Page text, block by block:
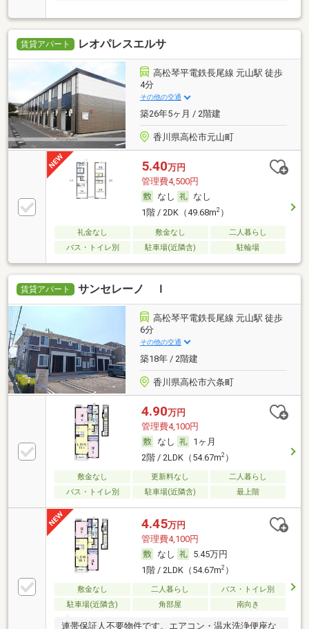
賃貸アパート レオパレスエルサ
高松琴平電鉄長尾線 元山駅 徒歩
4分
その他の交通
築26年5ヶ月 / 2階建
香川県高松市元山町
5.40万円
管理費4,500円
なし
なし
1階 / 2DK（49.68m2）
礼金なし 敷金なし
二人暮らし
バス・トイレ別
駐車場(近隣含) 駐輪場
賃貸アパート サンセレーノ Ｉ
高松琴平電鉄長尾線 元山駅 徒歩
6分
その他の交通
築18年 / 2階建
香川県高松市六条町
4.90万円
管理費4,100円
なし
1ヶ月
2階 / 2LDK（54.67m2）
敷金なし 更新料なし
二人暮らし
バス・トイレ別
駐車場(近隣含) 最上階
4.45万円
管理費4,100円
なし
5.45万円
1階 / 2LDK（54.67m2）
敷金なし 二人暮らし
バス・トイレ別
駐車場(近隣含)
角部屋 南向き
連帯保証人不要物件です。エアコン・温水洗浄便座な